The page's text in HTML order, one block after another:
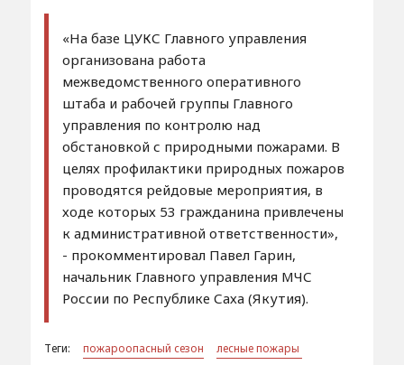
«На базе ЦУКС Главного управления
организована работа
межведомственного оперативного
штаба и рабочей группы Главного
управления по контролю над
обстановкой с природными пожарами. В
целях профилактики природных пожаров
проводятся рейдовые мероприятия, в
ходе которых 53 гражданина привлечены
к административной ответственности»,
- прокомментировал Павел Гарин,
начальник Главного управления МЧС
России по Республике Саха (Якутия).
Теги: пожароопасный сезон лесные пожары